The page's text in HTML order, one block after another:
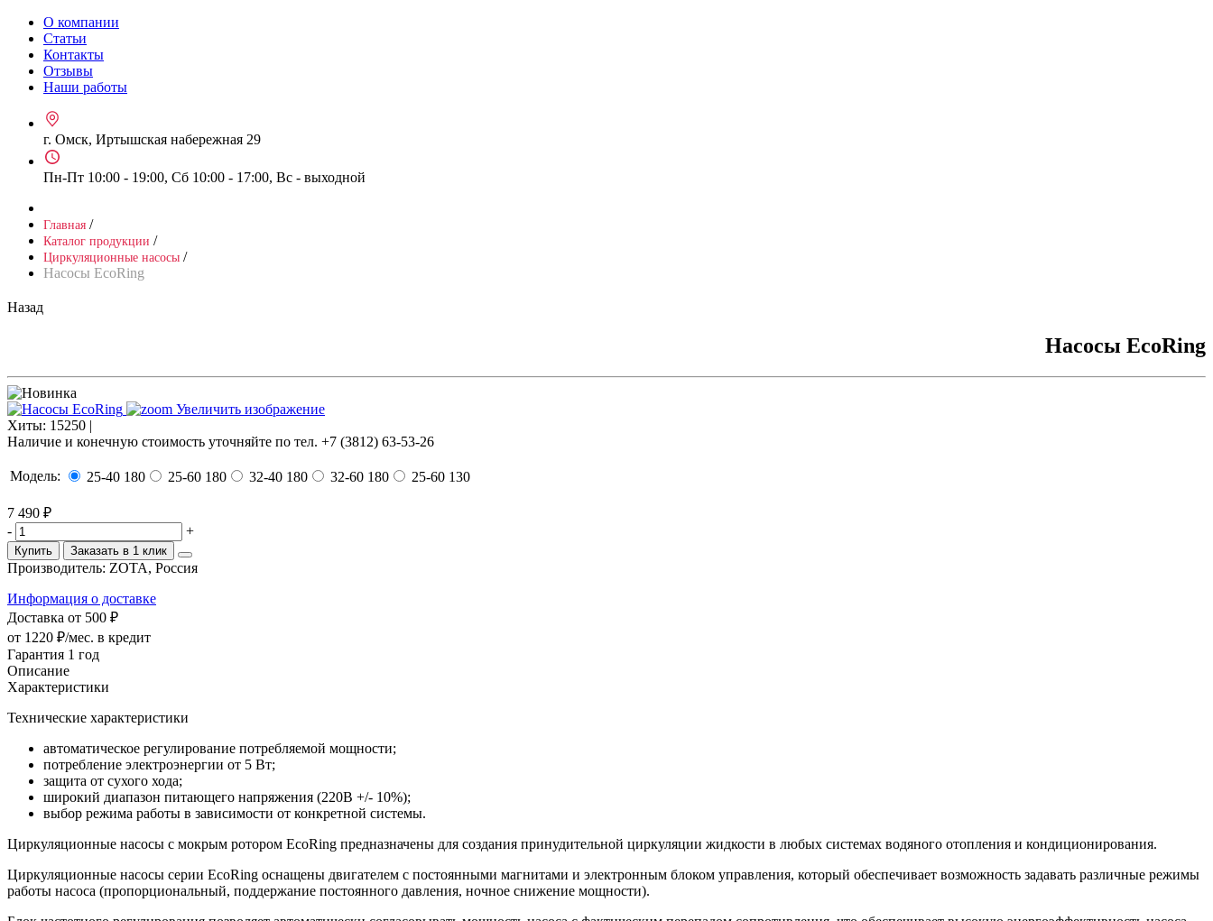
О компании
Статьи
Контакты
Отзывы
Наши работы
г. Омск, Иртышская набережная 29
Пн-Пт 10:00 - 19:00, Сб 10:00 - 17:00, Вс - выходной
Главная /
Каталог продукции /
Циркуляционные насосы /
Насосы EcoRing
Назад
Насосы EcoRing
Увеличить изображение
Хиты: 15250 |
Наличие и конечную стоимость уточняйте по тел. +7 (3812) 63-53-26
Модель: 25-40 180 25-60 180 32-40 180 32-60 180 25-60 130
7 490 ₽
-
+
Купить Заказать в 1 клик
Производитель: ZOTA, Россия
Информация о доставке
Доставка от 500 ₽
от 1220 ₽/мес. в кредит
Гарантия 1 год
Описание
Характеристики
Технические характеристики
автоматическое регулирование потребляемой мощности;
потребление электроэнергии от 5 Вт;
защита от сухого хода;
широкий диапазон питающего напряжения (220В +/- 10%);
выбор режима работы в зависимости от конкретной системы.
Циркуляционные насосы с мокрым ротором EcoRing предназначены для создания принудительной циркуляции жидкости в любых системах водяного отопления и кондиционирования.
Циркуляционные насосы серии EcoRing оснащены двигателем с постоянными магнитами и электронным блоком управления, который обеспечивает возможность задавать различные режимы
работы насоса (пропорциональный, поддержание постоянного давления, ночное снижение мощности).